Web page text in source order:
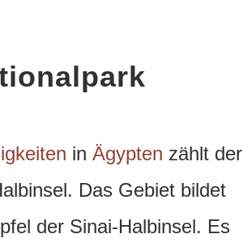
in Ägypten zählt der
Das Gebiet bildet
der Sinai-Halbinsel. Es